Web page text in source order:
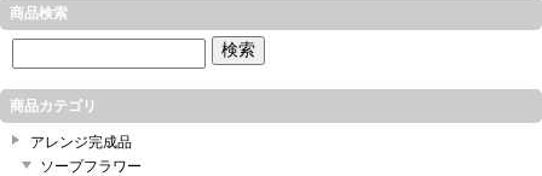
商品検索
商品カテゴリ
アレンジ完成品
ソープフラワー